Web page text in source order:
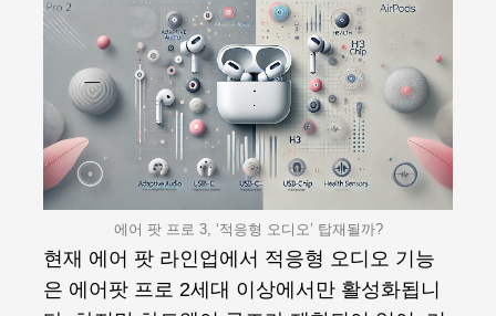
에어 팟 프로 3, ‘적응형 오디오’ 탑재될까?
현재 에어 팟 라인업에서 적응형 오디오 기능
은 에어팟 프로 2세대 이상에서만 활성화됩니